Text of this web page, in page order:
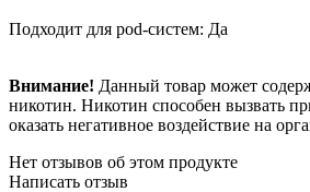
Подходит для pod-систем: Да
Внимание! Данный товар может
никотин. Никотин способен вызвать
оказать негативное воздействие на
Нет отзывов об этом продукте
Написать отзыв